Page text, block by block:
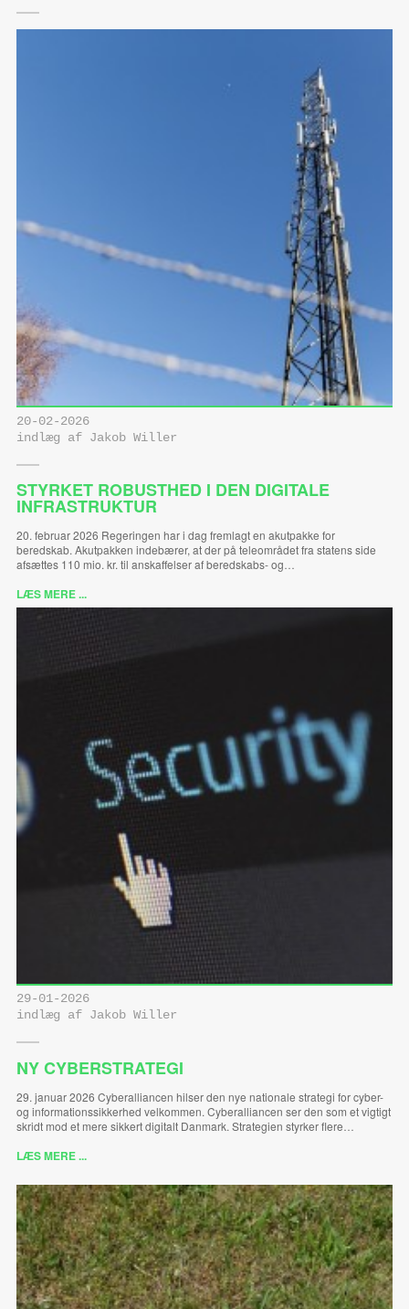
ARBEJDE TÆT VED MOBILANTENNER
Skal du arbejde tæt ved mobilantenner, bør du være opmærksom på denne
vejledning om sikkerhedsafstande: TI sikkerhedspjece 13-10-2023 Skal der
slukkes for mobilantenner kan selskaberne kontaktes på følgende numre:
20-02-2026
indlæg af Jakob Willer
STYRKET ROBUSTHED I DEN DIGITALE
INFRASTRUKTUR
20. februar 2026 Regeringen har i dag fremlagt en akutpakke for
beredskab. Akutpakken indebærer, at der på teleområdet fra statens side
afsættes 110 mio. kr. til anskaffelser af beredskabs- og…
LÆS MERE ...
29-01-2026
indlæg af Jakob Willer
NY CYBERSTRATEGI
29. januar 2026 Cyberalliancen hilser den nye nationale strategi for cyber-
og informationssikkerhed velkommen. Cyberalliancen ser den som et vigtigt
skridt mod et mere sikkert digitalt Danmark. Strategien styrker flere…
LÆS MERE ...